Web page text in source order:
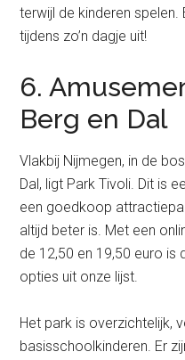
terwijl de kinderen
tijdens zo’n dagje uit!
6.
Berg en Dal
Vlakbij Nijmegen, in de
Dal, ligt Park Tivoli. Dit is
een goedkoop
altijd beter is. Met een
de 12,50 en 19,50 euro is
opties uit onze lijst.
Het park is overzichtelijk,
basisschoolkinderen. Er